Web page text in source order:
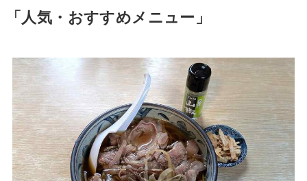
「人気・おすすめメニュー」